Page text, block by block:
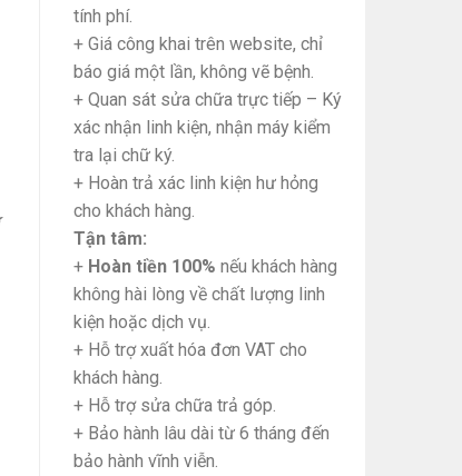
tính phí.
+ Giá công khai trên website, chỉ
báo giá một lần, không vẽ bệnh.
+ Quan sát sửa chữa trực tiếp – Ký
xác nhận linh kiện, nhận máy kiểm
tra lại chữ ký.
+ Hoàn trả xác linh kiện hư hỏng
cho khách hàng.
Tận tâm:
+ Hoàn tiền 100% nếu khách hàng
không hài lòng về chất lượng linh
kiện hoặc dịch vụ.
+ Hỗ trợ xuất hóa đơn VAT cho
khách hàng.
+ Hỗ trợ sửa chữa trả góp.
+ Bảo hành lâu dài từ 6 tháng đến
bảo hành vĩnh viễn.